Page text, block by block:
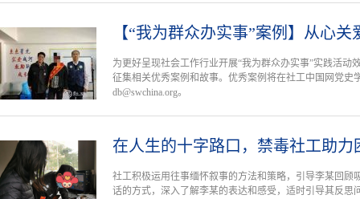
【“我为群众办实事”案例】从心
为更好呈现社会工作行业开展“我为群众办实事”实践活动
征集相关优秀案例和故事。优秀案例将在社工中国网党史
db@swchina.org。
在人生的十字路口，禁毒社工助力
社工积极运用往事缅怀叙事的方法和策略，引导李某回顾
话的方式，深入了解李某的表达和感受，适时引导其反思